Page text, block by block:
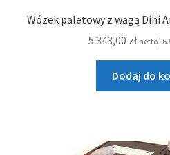
Wózek paletowy z wagą Dini
5.343,00 zł netto |
Dodaj do